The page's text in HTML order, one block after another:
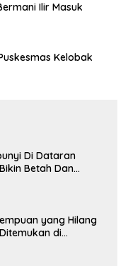
Ilir Masuk
Kelobak
Di Dataran
Betah Dan
yang Hilang
di